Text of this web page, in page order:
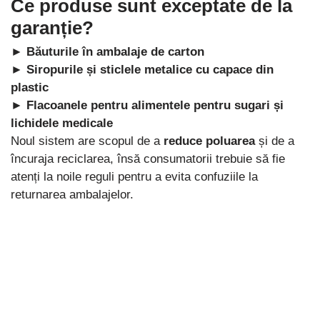
Ce produse sunt exceptate de la
garanție?
► Băuturile în ambalaje de carton
► Siropurile și sticlele metalice cu capace din
plastic
► Flacoanele pentru alimentele pentru sugari și
lichidele medicale
Noul sistem are scopul de a reduce poluareași de a
încuraja reciclarea, însă consumatorii trebuie să fie
atenți la noile reguli pentru a evita confuziile la
returnarea ambalajelor.